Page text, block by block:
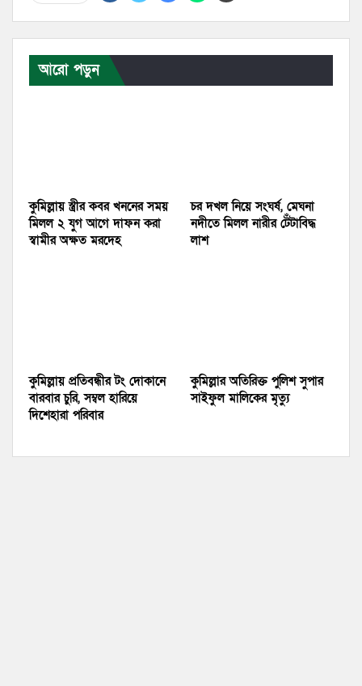
আরো পড়ুন
কুমিল্লায় স্ত্রীর কবর খননের সময়
মিলল ২ যুগ আগে দাফন করা
স্বামীর অক্ষত মরদেহ
চর দখল নিয়ে সংঘর্ষ, মেঘনা
নদীতে মিলল নারীর টেঁটাবিদ্ধ
লাশ
কুমিল্লায় প্রতিবন্ধীর টং দোকানে
বারবার চুরি, সম্বল হারিয়ে
দিশেহারা পরিবার
কুমিল্লার অতিরিক্ত পুলিশ সুপার
সাইফুল মালিকের মৃত্যু